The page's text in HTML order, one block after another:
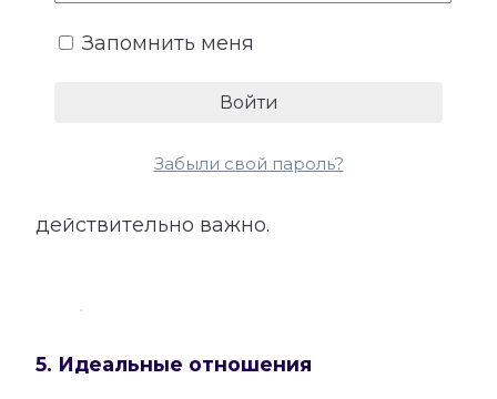
мужчина и женщина могут ожидать от
близких отношений, какие качества
ценность и что помогает чувствовать
раздел помогает меньше полагаться на
действительно важно.
5. Идеальные отношения
Запомнить меня
Забыли свой пароль?